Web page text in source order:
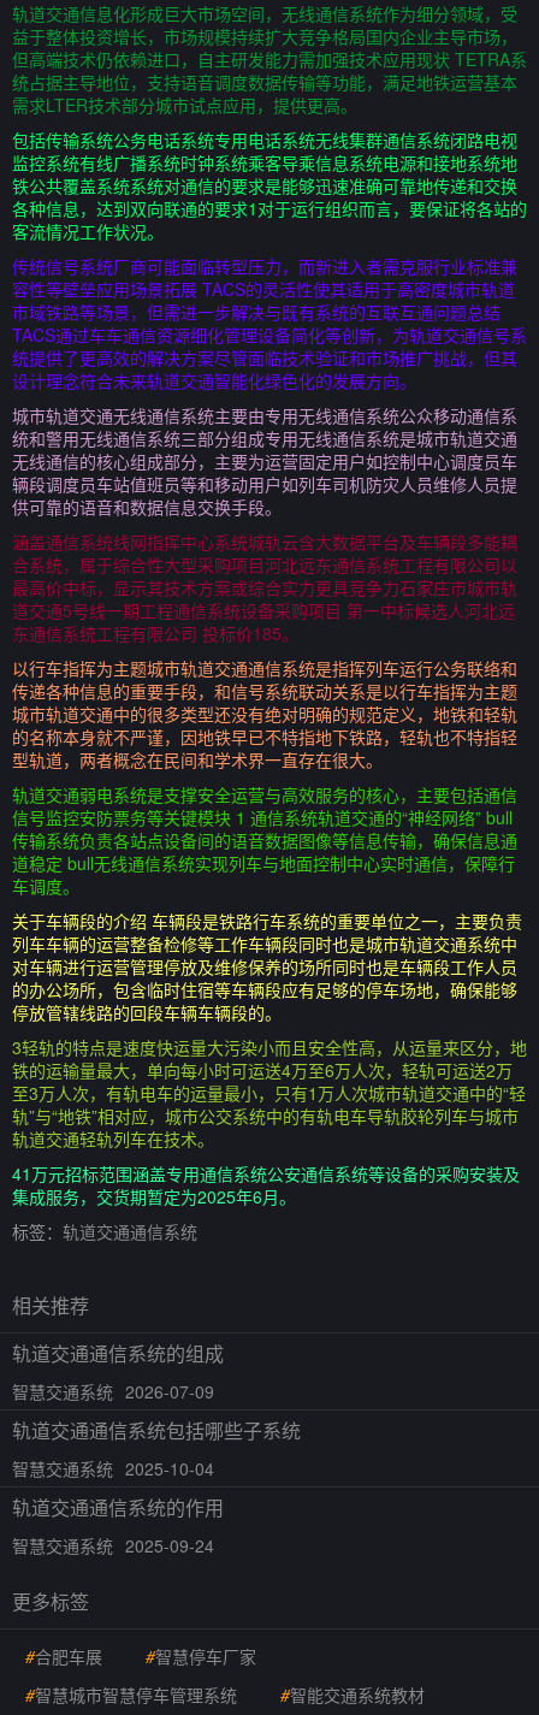
轨道交通信息化形成巨大市场空间，无线通信系统作为细分领域，受
益于整体投资增长，市场规模持续扩大竞争格局国内企业主导市场，
但高端技术仍依赖进口，自主研发能力需加强技术应用现状 TETRA系
统占据主导地位，支持语音调度数据传输等功能，满足地铁运营基本
需求LTER技术部分城市试点应用，提供更高。
包括传输系统公务电话系统专用电话系统无线集群通信系统闭路电视
监控系统有线广播系统时钟系统乘客导乘信息系统电源和接地系统地
铁公共覆盖系统系统对通信的要求是能够迅速准确可靠地传递和交换
各种信息，达到双向联通的要求1对于运行组织而言，要保证将各站的
客流情况工作状况。
传统信号系统厂商可能面临转型压力，而新进入者需克服行业标准兼
容性等壁垒应用场景拓展 TACS的灵活性使其适用于高密度城市轨道
市域铁路等场景，但需进一步解决与既有系统的互联互通问题总结
TACS通过车车通信资源细化管理设备简化等创新，为轨道交通信号系
统提供了更高效的解决方案尽管面临技术验证和市场推广挑战，但其
设计理念符合未来轨道交通智能化绿色化的发展方向。
城市轨道交通无线通信系统主要由专用无线通信系统公众移动通信系
统和警用无线通信系统三部分组成专用无线通信系统是城市轨道交通
无线通信的核心组成部分，主要为运营固定用户如控制中心调度员车
辆段调度员车站值班员等和移动用户如列车司机防灾人员维修人员提
供可靠的语音和数据信息交换手段。
涵盖通信系统线网指挥中心系统城轨云含大数据平台及车辆段多能耦
合系统，属于综合性大型采购项目河北远东通信系统工程有限公司以
最高价中标，显示其技术方案或综合实力更具竞争力石家庄市城市轨
道交通5号线一期工程通信系统设备采购项目 第一中标候选人河北远
东通信系统工程有限公司 投标价185。
以行车指挥为主题城市轨道交通通信系统是指挥列车运行公务联络和
传递各种信息的重要手段，和信号系统联动关系是以行车指挥为主题
城市轨道交通中的很多类型还没有绝对明确的规范定义，地铁和轻轨
的名称本身就不严谨，因地铁早已不特指地下铁路，轻轨也不特指轻
型轨道，两者概念在民间和学术界一直存在很大。
轨道交通弱电系统是支撑安全运营与高效服务的核心，主要包括通信
信号监控安防票务等关键模块 1 通信系统轨道交通的“神经网络” bull
传输系统负责各站点设备间的语音数据图像等信息传输，确保信息通
道稳定 bull无线通信系统实现列车与地面控制中心实时通信，保障行
车调度。
关于车辆段的介绍 车辆段是铁路行车系统的重要单位之一，主要负责
列车车辆的运营整备检修等工作车辆段同时也是城市轨道交通系统中
对车辆进行运营管理停放及维修保养的场所同时也是车辆段工作人员
的办公场所，包含临时住宿等车辆段应有足够的停车场地，确保能够
停放管辖线路的回段车辆车辆段的。
3轻轨的特点是速度快运量大污染小而且安全性高，从运量来区分，地
铁的运输量最大，单向每小时可运送4万至6万人次，轻轨可运送2万
至3万人次，有轨电车的运量最小，只有1万人次城市轨道交通中的“轻
轨”与“地铁”相对应，城市公交系统中的有轨电车导轨胶轮列车与城市
轨道交通轻轨列车在技术。
41万元招标范围涵盖专用通信系统公安通信系统等设备的采购安装及
集成服务，交货期暂定为2025年6月。
标签： 轨道交通通信系统
相关推荐
轨道交通通信系统的组成
智慧交通系统 2026-07-09
轨道交通通信系统包括哪些子系统
智慧交通系统 2025-10-04
轨道交通通信系统的作用
智慧交通系统 2025-09-24
更多标签
#合肥车展 #智慧停车厂家
#智慧城市智慧停车管理系统 #智能交通系统教材